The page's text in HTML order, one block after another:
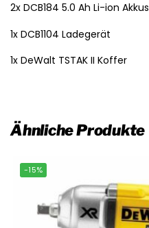
2x DCB184 5.0 Ah Li-ion Akkus
1x DCB1104 Ladegerät
1x DeWalt TSTAK II Koffer
Ähnliche Produkte
-15%